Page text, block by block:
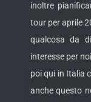
inoltre
tour per aprile
qualcosa da
interesse per
poi qui in Italia
anche questo